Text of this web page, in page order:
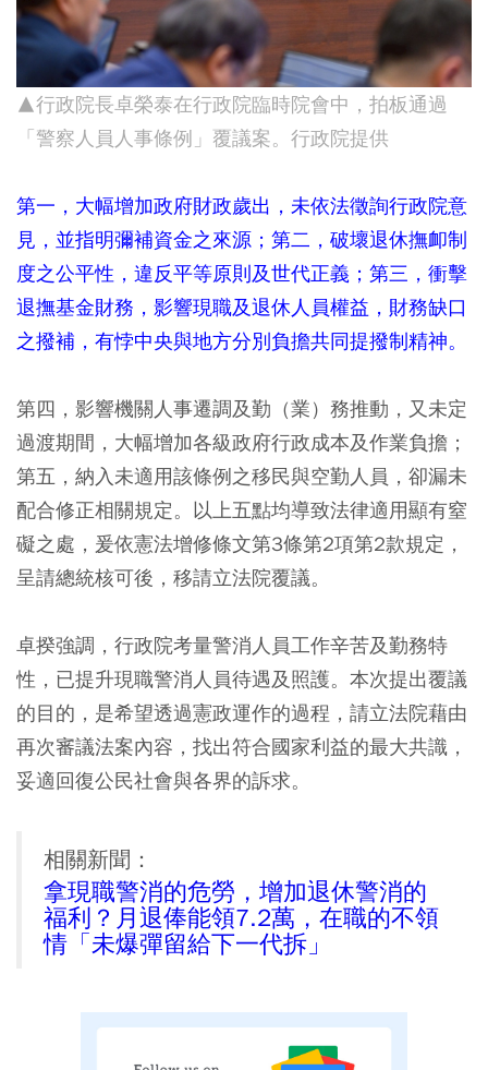
▲行政院長卓榮泰在行政院臨時院會中，拍板通過
「警察人員人事條例」覆議案。行政院提供
第一，大幅增加政府財政歲出，未依法徵詢行政院意
見，並指明彌補資金之來源；第二，破壞退休撫卹制
度之公平性，違反平等原則及世代正義；第三，衝擊
退撫基金財務，影響現職及退休人員權益，財務缺口
之撥補，有悖中央與地方分別負擔共同提撥制精神。
第四，影響機關人事遷調及勤（業）務推動，又未定
過渡期間，大幅增加各級政府行政成本及作業負擔；
第五，納入未適用該條例之移民與空勤人員，卻漏未
配合修正相關規定。以上五點均導致法律適用顯有窒
礙之處，爰依憲法增修條文第3條第2項第2款規定，
呈請總統核可後，移請立法院覆議。
卓揆強調，行政院考量警消人員工作辛苦及勤務特
性，已提升現職警消人員待遇及照護。本次提出覆議
的目的，是希望透過憲政運作的過程，請立法院藉由
再次審議法案內容，找出符合國家利益的最大共識，
妥適回復公民社會與各界的訴求。
相關新聞：
拿現職警消的危勞，增加退休警消的
福利？月退俸能領7.2萬，在職的不領
情「未爆彈留給下一代拆」